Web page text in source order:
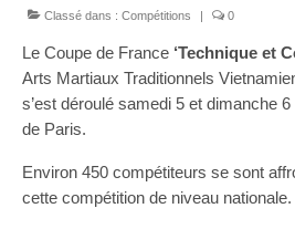
Media
Blog
Contact
Classé dans : Compétitions | 0
Le Coupe de France ‘Technique et
Arts Martiaux Traditionnels
s’est déroulé samedi 5 et dimanche
de Paris.
Environ 450 compétiteurs se sont
cette compétition de niveau nationale.